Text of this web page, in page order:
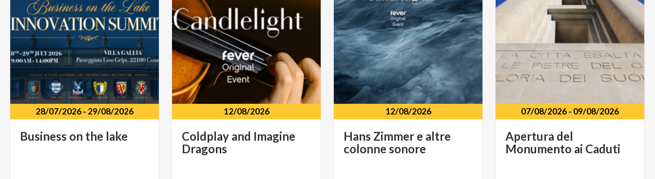
28/07/2026- 29/08/2026
Business on the lake
12/08/2026
Coldplay and Imagine
Dragons
12/08/2026
Hans Zimmer e altre
colonne sonore
07/08/2026- 09/08/2026
Apertura del
Monumento ai Caduti